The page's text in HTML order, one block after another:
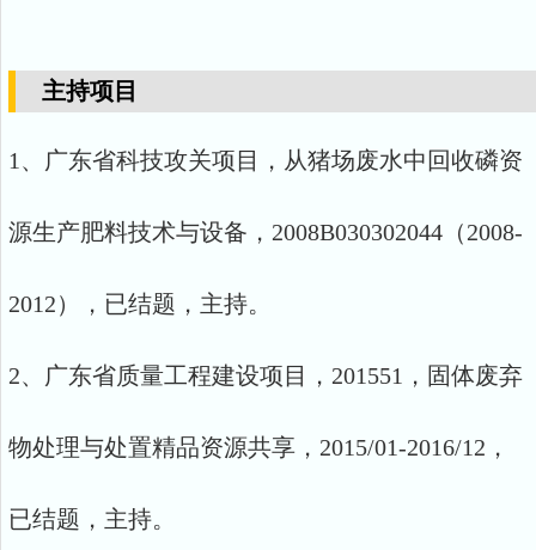
主持项目
1、广东省科技攻关项目，从猪场废水中回收磷资
源生产肥料技术与设备，2008B030302044（2008-
2012），已结题，主持。
2、广东省质量工程建设项目，201551，固体废弃
物处理与处置精品资源共享，2015/01-2016/12，
已结题，主持。